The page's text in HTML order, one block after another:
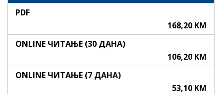
PDF
168,20 KM
ONLINE ЧИТАЊЕ (30 ДАНА)
106,20 KM
ONLINE ЧИТАЊЕ (7 ДАНА)
53,10 KM